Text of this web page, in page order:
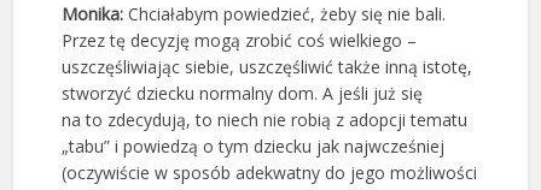
Monika:Chciałabym powiedzieć, żeby się nie bali.
Przez tę decyzję mogą zrobić coś wielkiego –
uszczęśliwiając siebie, uszczęśliwić także inną istotę,
stworzyć dziecku normalny dom. A jeśli już się
na to zdecydują, to niech nie robią z adopcji tematu
„tabu” i powiedzą o tym dziecku jak najwcześniej
(oczywiście w sposób adekwatny do jego możliwości